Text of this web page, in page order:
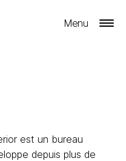
Menu
est un bureau
depuis plus de